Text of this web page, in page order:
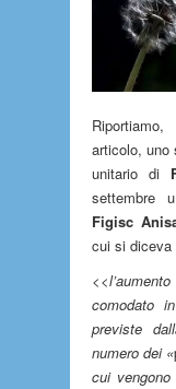
articolo, uno
unitario di
settembre
Figisc
cui si diceva
<<
comodato
previste
numero dei «
cui